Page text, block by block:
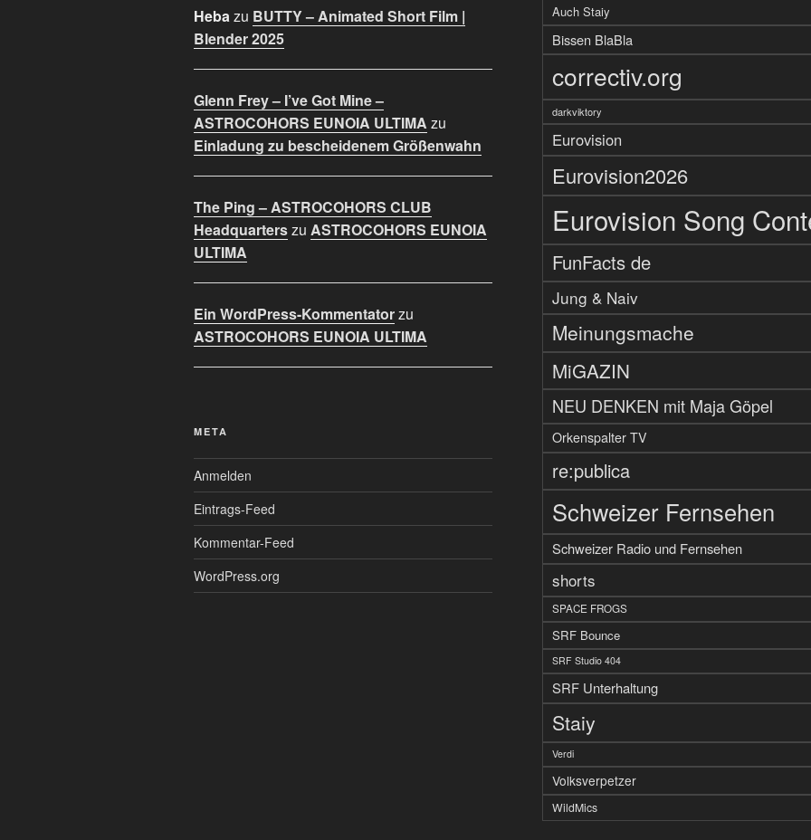
Hebazu BUTTY – Animated Short Film |
Blender 2025
Glenn Frey – I’ve Got Mine –
ASTROCOHORS EUNOIA ULTIMA zu
Einladung zu bescheidenem Größenwahn
The Ping – ASTROCOHORS CLUB
Headquarterszu ASTROCOHORS EUNOIA
ULTIMA
Ein WordPress-Kommentatorzu
ASTROCOHORS EUNOIA ULTIMA
META
Anmelden
Eintrags-Feed
Kommentar-Feed
WordPress.org
Auch Staiy
Bissen BlaBla
correctiv.org
darkviktory
Eurovision
Eurovision2026
Eurovision Song
FunFacts de
Jung & Naiv
Meinungsmache
MiGAZIN
NEU DENKEN mit Maja Göpel
Orkenspalter TV
re:publica
Schweizer Fernsehen
Schweizer Radio und Fernsehen
shorts
SPACE FROGS
SRF Bounce
SRF Studio 404
SRF Unterhaltung
Staiy
Verdi
Volksverpetzer
WildMics